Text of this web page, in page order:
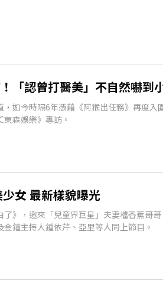
「認曾打醫美」不自然嚇到
如今時隔6年憑藉《阿猴出任務》再度入
東森娛樂》專訪。
女 最新樣貌曝光
》，邀來「兒童界巨星」夫妻檔香蕉哥
鐘主持人鍾依芹、亞里等人同上節目。